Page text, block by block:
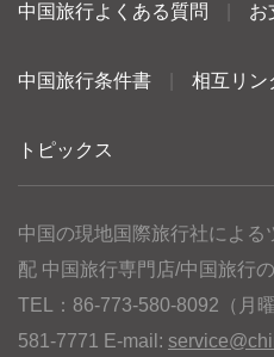
中国旅行よくある質問 お
中国旅行条件書 相互リン
トピックス
中国の現地国際旅行社による
配 中国旅行専門店/中国旅行
TEL：86-773-580-8092（月
581-7771 E-mail: